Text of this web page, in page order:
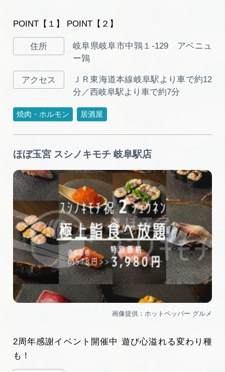
POINT【１】 POINT【２】
岐阜県岐阜市中鶉１-129 アベニュ
ー鶉
ＪＲ東海道本線岐阜駅より車で約12
分／西岐阜駅より車で約7分
焼肉・ホルモン 居酒屋
ほぼ玉宮 スシノキモチ 岐阜駅店
2周年感謝イベント開催中 遊び心溢れる変わり種
も！